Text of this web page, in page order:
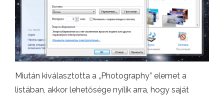
Miután kiválasztotta a „Photography” elemet a
listában, akkor lehetősége nyílik arra, hogy saját